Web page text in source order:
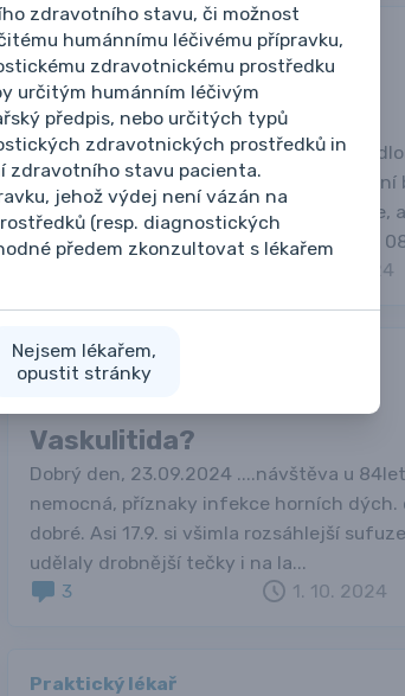
Praktický lékař
Nejasná diagnóza
Chladný prst
Žena 52 let, bez chronických chorob či
2023 cervikobrachialgie vlevo po zvedání
patologického korelátu - obstřiky, infuse,
rehabilitace apod. s malým efektem. Od
28. 11. 2024
Praktický lékař
Vaskulitida?
Dobrý den, 23.09.2024 ....návštěva u
nemocná, příznaky infekce horních dých.
dobré. Asi 17.9. si všimla rozsáhlejší
udělaly drobnější tečky i na la...
3
1. 10. 2024
Praktický lékař
zdravotního stavu, či možnost
humánnímu léčivému přípravku,
zdravotnickému prostředku
určitým humánním léčivým
předpis, nebo určitých typů
zdravotnických prostředků in
zdravotního stavu pacienta.
jehož výdej není vázán na
(resp. diagnostických
předem zkonzultovat s lékařem
Nejsem lékařem,
opustit stránky